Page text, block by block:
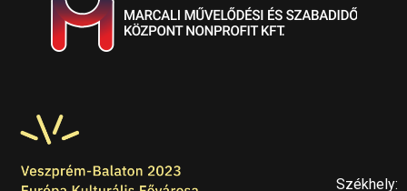
Székhely: